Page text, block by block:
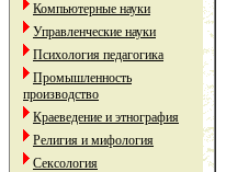
Компьютерные науки
Управленческие науки
Психология педагогика
Промышленность
производство
Краеведение и этнография
Религия и мифология
Сексология